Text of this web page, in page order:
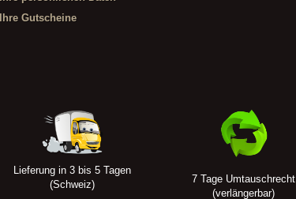
Ihre Gutscheine
Lieferung in 3 bis 5 Tagen
(Schweiz)
7 Tage Umtauschrecht
(verlängerbar)